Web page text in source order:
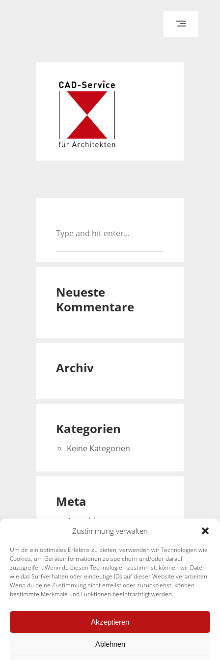
Zustimmung verwalten
Um dir ein optimales Erlebnis zu bieten, verwenden wir Technologien wie
Cookies, um Geräteinformationen zu speichern und/oder darauf
zuzugreifen. Wenn du diesen Technologien zustimmst, können wir Daten
wie das Surfverhalten oder eindeutige IDs auf dieser Website verarbeiten.
Wenn du deine Zustimmung nicht erteilst oder zurückziehst, können
bestimmte Merkmale und Funktionen beeinträchtigt werden.
Akzeptieren
Ablehnen
Neueste
Kommentare
Archiv
Kategorien
Keine Kategorien
Meta
Anmelden
Eintrags-Feed
WordPress.org
© CAD-Service für Architekten, Hülsebrockstraße 77, 48165
hegemann@cad-hegemann.de